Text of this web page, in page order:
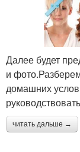
Далее будет
и
домашних
читать дальше →